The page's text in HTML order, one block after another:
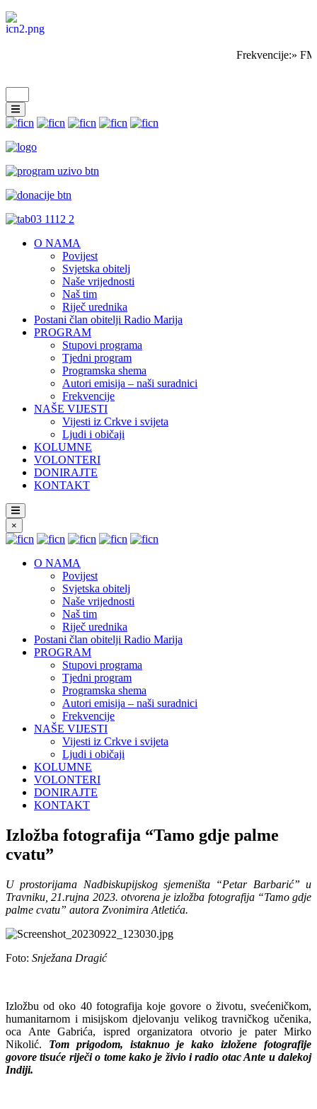
Frekvencije:»
O NAMA
Povijest
Svjetska obitelj
Naše vrijednosti
Naš tim
Riječ urednika
Postani član obitelji Radio Marija
PROGRAM
Stupovi programa
Tjedni program
Programska shema
Autori emisija – naši suradnici
Frekvencije
NAŠE VIJESTI
Vijesti iz Crkve i svijeta
Ljudi i običaji
KOLUMNE
VOLONTERI
DONIRAJTE
KONTAKT
×
O NAMA
Povijest
Svjetska obitelj
Naše vrijednosti
Naš tim
Riječ urednika
Postani član obitelji Radio Marija
PROGRAM
Stupovi programa
Tjedni program
Programska shema
Autori emisija – naši suradnici
Frekvencije
NAŠE VIJESTI
Vijesti iz Crkve i svijeta
Ljudi i običaji
KOLUMNE
VOLONTERI
DONIRAJTE
KONTAKT
Izložba fotografija “Tamo gdje palme
cvatu”
U prostorijama Nadbiskupijskog sjemeništa “Petar Barbarić” u
Travniku, 21.rujna 2023. otvorena je izložba fotografija “Tamo gdje
palme cvatu” autora Zvonimira Atletića.
Foto: Snježana Dragić
Izložbu od oko 40 fotografija koje govore o životu, svećeničkom,
humanitarnom i misijskom djelovanju velikog travničkog učenika,
oca Ante Gabrića, ispred organizatora otvorio je pater Mirko
Nikolić. Tom prigodom, istaknuo je kako izložene fotografije
govore tisuće riječi o tome kako je živio i radio otac Ante u dalekoj
Indiji.